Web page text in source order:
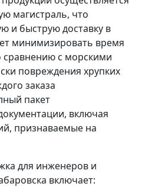
магистраль, что
и быструю доставку в
минимизировать время
сравнению с морскими
повреждения хрупких
заказа
пакет
включая
признаваемые на
для инженеров и
включает: